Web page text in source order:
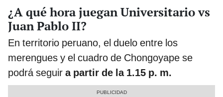
¿A qué hora juegan Universitario vs
Juan Pablo II?
En territorio peruano, el duelo entre los
merengues y el cuadro de Chongoyape se
podrá seguir a partir de la 1.15 p. m.